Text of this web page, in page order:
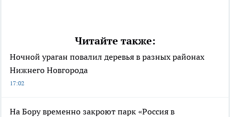
Читайте также:
Ночной ураган повалил деревья в разных районах
Нижнего Новгорода
17:02
На Бору временно закроют парк «Россия в